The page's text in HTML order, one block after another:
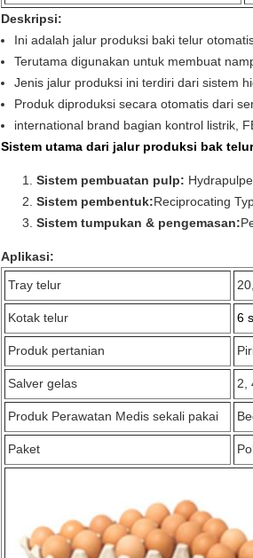
Deskripsi:
Ini adalah jalur produksi baki telur
Terutama digunakan untuk membuat
Jenis jalur produksi ini terdiri dari sistem
Produk diproduksi secara otomatis dari
international brand bagian kontrol listrik,
Sistem utama dari jalur produksi bak
Sistem pembuatan pulp:
Sistem pembentuk:Reciprocating
Sistem tumpukan & pengemasan:
Aplikasi:
Tray telur
Kotak telur 6
Produk pertanian
Salver gelas 2,
Produk Perawatan Medis sekali pakai
Paket